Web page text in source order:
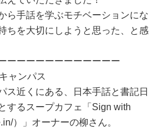
ら手話を学ぶモチベーションにな
ちを大切にしようと思った、と感
ーーーーーーーーーーーー
ャンパス
ス近くにある、日本手話と書記日
するスープカフェ「Sign with
）」オーナーの柳さん。